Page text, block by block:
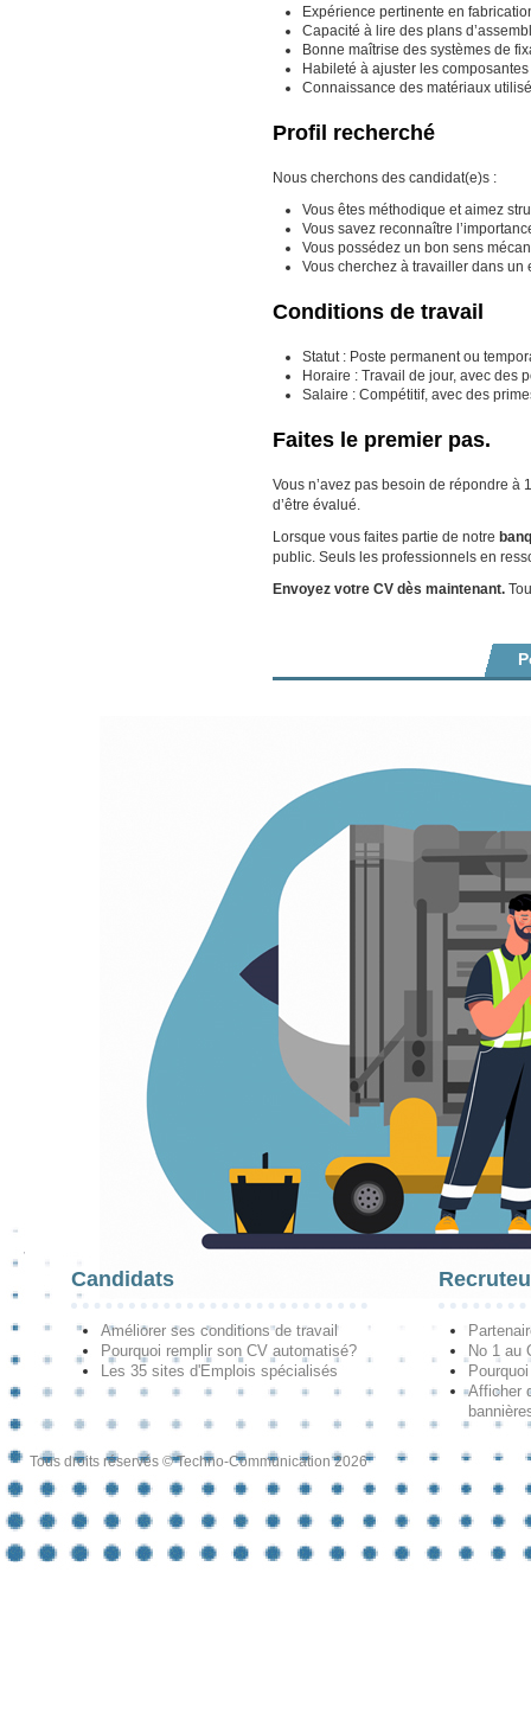
Expérience pertinente en
Capacité à lire des plans
Bonne maîtrise des systèmes de
Habileté à ajuster les
Connaissance des matériaux
Profil recherché
Nous cherchons des candidat(e)s :
Vous êtes méthodique et aimez
Vous savez reconnaître
Vous possédez un bon sens
Vous cherchez à travailler dans
Conditions de travail
Statut : Poste permanent ou
Horaire : Travail de jour, avec des
Salaire : Compétitif, avec des
Faites le premier pas.
Vous n’avez pas besoin de répondre à
d’être évalué.
Lorsque vous faites partie de notre
public. Seuls les professionnels en
Envoyez votre CV dès maintenant.
Candidats
Améliorer ses conditions de travail
Pourquoi remplir son CV automatisé?
Les 35 sites d'Emplois spécialisés
No 1 au
Afficher
Tous droits réservés © Techno-Communication 2026